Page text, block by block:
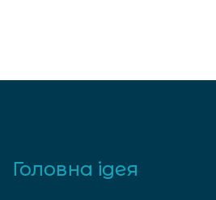
Головна ідея